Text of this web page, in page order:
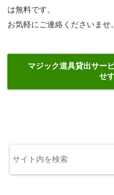
は無料です。
お気軽にご連絡くださいませ。
マジック道具貸出サー
せ